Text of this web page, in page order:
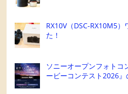
RX10V（DSC-RX10M5
た！
ソニーオープンフォトコ
ービーコンテスト2026』